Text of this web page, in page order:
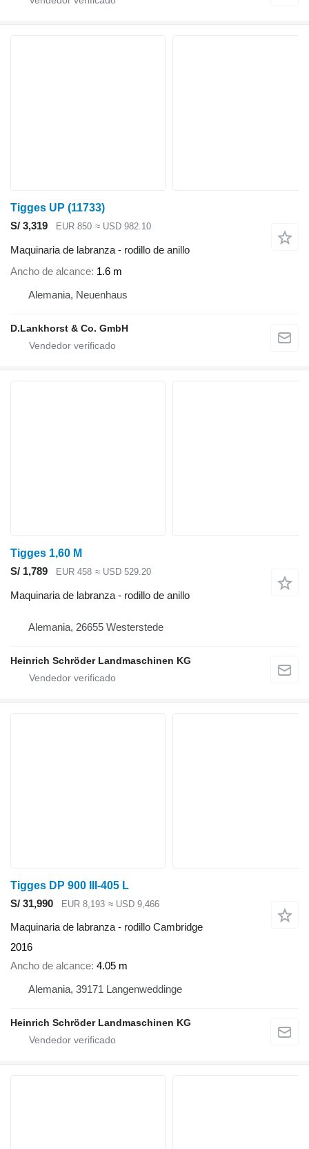
Tigges UP (11733)
S/ 3,319
EUR 850 ≈ USD 982.10
Maquinaria de labranza - rodillo de anillo
Ancho de alcance 1.6 m
Alemania, Neuenhaus
D.Lankhorst & Co. GmbH
Tigges 1,60 M
S/ 1,789
EUR 458 ≈ USD 529.20
Maquinaria de labranza - rodillo de anillo
Alemania, 26655 Westerstede
Heinrich Schröder Landmaschinen KG
Tigges DP 900 III-405 L
S/ 31,990
EUR 8,193 ≈ USD 9,466
Maquinaria de labranza - rodillo Cambridge
2016
Ancho de alcance 4.05 m
Alemania, 39171 Langenweddinge
Heinrich Schröder Landmaschinen KG